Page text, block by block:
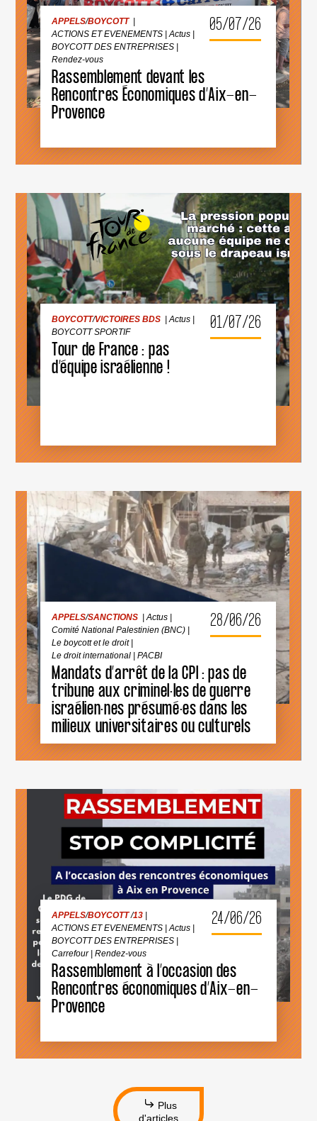
05/07/26
APPELS/BOYCOTT
ACTIONS ET EVENEMENTS |Actus
BOYCOTT DES ENTREPRISES
Rendez-vous
Rassemblement devant les
Rencontres Économiques d’Aix-en-
Provence
RASSEMBLEMENT
LES
RENCONTRES
ÉCONOMIQUES
D’AIX-
01/07/26
BOYCOTT/VICTOIRES BDS |Actus
BOYCOTT SPORTIF
Tour de France : pas
d’équipe israélienne !
BOYCOTT Actus
BOYCOTT SPORTIF
TOUR
FRANCE
PAS
D’ÉQUIPE
28/06/26
APPELS/SANCTIONS |Actus
Comité National Palestinien (BNC)
Le boycott et le droit|
Le droit international |PACBI
Mandats d’arrêt de la CPI : pas de
tribune aux criminel·les de guerre
israélien·nes présumé·es dans les
milieux universitaires ou culturels
APPELS/ SANCTIONS |Actus|
Comité National Palestinien (BNC)|
Le boycott et le droit
|Le droit international|
PACBI
MANDATS
D’ARRÊT
DE
LA
CPI
:
PAS
DE
CRIMINEL·LES
DE
GUERRE
ISRAÉLIEN·NES
PRÉSUMÉ·ES
DANS
LES
MILIEUX
UNIVERSITAIRES
OU
CULTURELS
24/06/26
APPELS/BOYCOTT /13
ACTIONS ET EVENEMENTS |Actus
BOYCOTT DES ENTREPRISES
Carrefour|Rendez-vous
Rassemblement à l’occasion des
Rencontres économiques d’Aix-en-
Provence
APPELS/BOYCOTT /13 |
ACTIONS ET EVENEMENTS| Actus|
Rendez-vous
RASSEMBLEMENT
À
L’OCCASION
EN-
PROVENCE
Plus
d'articles